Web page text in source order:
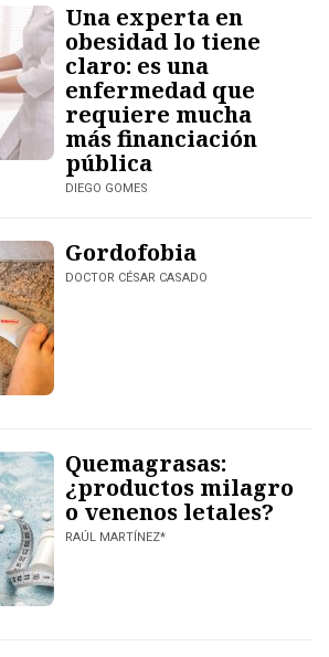
Una experta en
obesidad lo tiene
claro: es una
enfermedad que
requiere mucha
más financiación
pública
DIEGO GOMES
Gordofobia
DOCTOR CÉSAR CASADO
Quemagrasas:
¿productos milagro
o venenos letales?
RAÚL MARTÍNEZ*